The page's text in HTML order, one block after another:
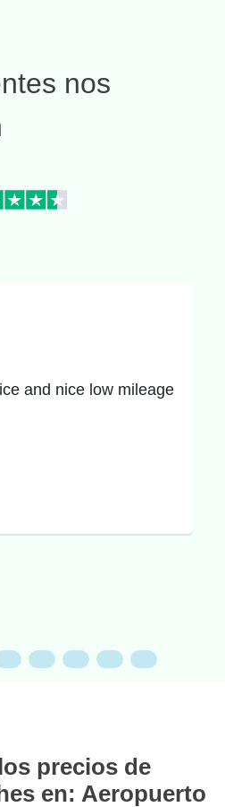
nos
and nice low mileage
precios de
en: Aeropuerto